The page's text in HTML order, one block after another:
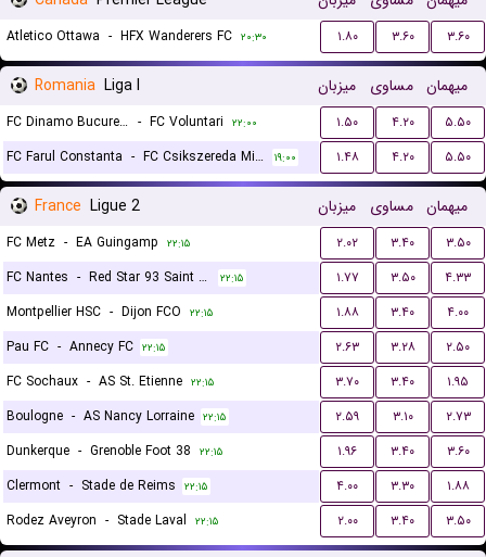
Atletico Ottawa - HFX Wanderers FC ۲۰:۳۰ ۱.۸۰ ۳.۶۰ ۳.۶۰
Romania Liga I میزبان مساوی میهمان
FC Dinamo Bucuresti - FC Voluntari ۲۲:۰۰ ۱.۵۰ ۴.۲۰
۵.۵۰
FC Farul Constanta - FC Csikszereda Miercurea Ciuc ۱۹:۰۰ ۱.۴۸ ۴.۲۰ ۵.۵۰
France Ligue 2 میزبان مساوی میهمان
FC Metz - EA Guingamp ۲۲:۱۵ ۲.۰۲ ۳.۴۰
۳.۵۰
FC Nantes - Red Star 93 Saint Ouen ۲۲:۱۵ ۱.۷۷ ۳.۵۰
۴.۳۳
Montpellier HSC - Dijon FCO ۲۲:۱۵ ۱.۸۸ ۳.۴۰
۴.۰۰
Pau FC - Annecy FC ۲۲:۱۵ ۲.۶۳ ۳.۲۸
۲.۵۰
FC Sochaux - AS St. Etienne ۲۲:۱۵ ۳.۷۰ ۳.۴۰
۱.۹۵
Boulogne - AS Nancy Lorraine ۲۲:۱۵ ۲.۵۹ ۳.۱۰
۲.۷۳
Dunkerque - Grenoble Foot 38 ۲۲:۱۵ ۱.۹۶ ۳.۴۰
۳.۶۰
Clermont - Stade de Reims ۲۲:۱۵ ۴.۰۰ ۳.۳۰
۱.۸۸
Rodez Aveyron - Stade Laval ۲۲:۱۵ ۲.۰۰ ۳.۴۰ ۳.۵۰